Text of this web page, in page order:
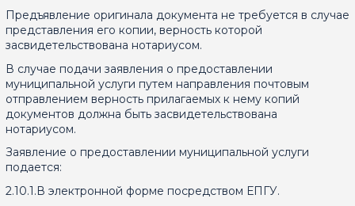
Предъявление оригинала документа не требуется в случае
представления его копии, верность которой
засвидетельствована нотариусом.
В случае подачи заявления о предоставлении
муниципальной услуги путем направления почтовым
отправлением верность прилагаемых к нему копий
документов должна быть засвидетельствована
нотариусом.
Заявление о предоставлении муниципальной услуги
подается:
2.10.1.В электронной форме посредством ЕПГУ.